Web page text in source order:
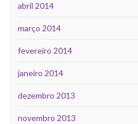
abril 2014
março 2014
fevereiro 2014
janeiro 2014
dezembro 2013
novembro 2013